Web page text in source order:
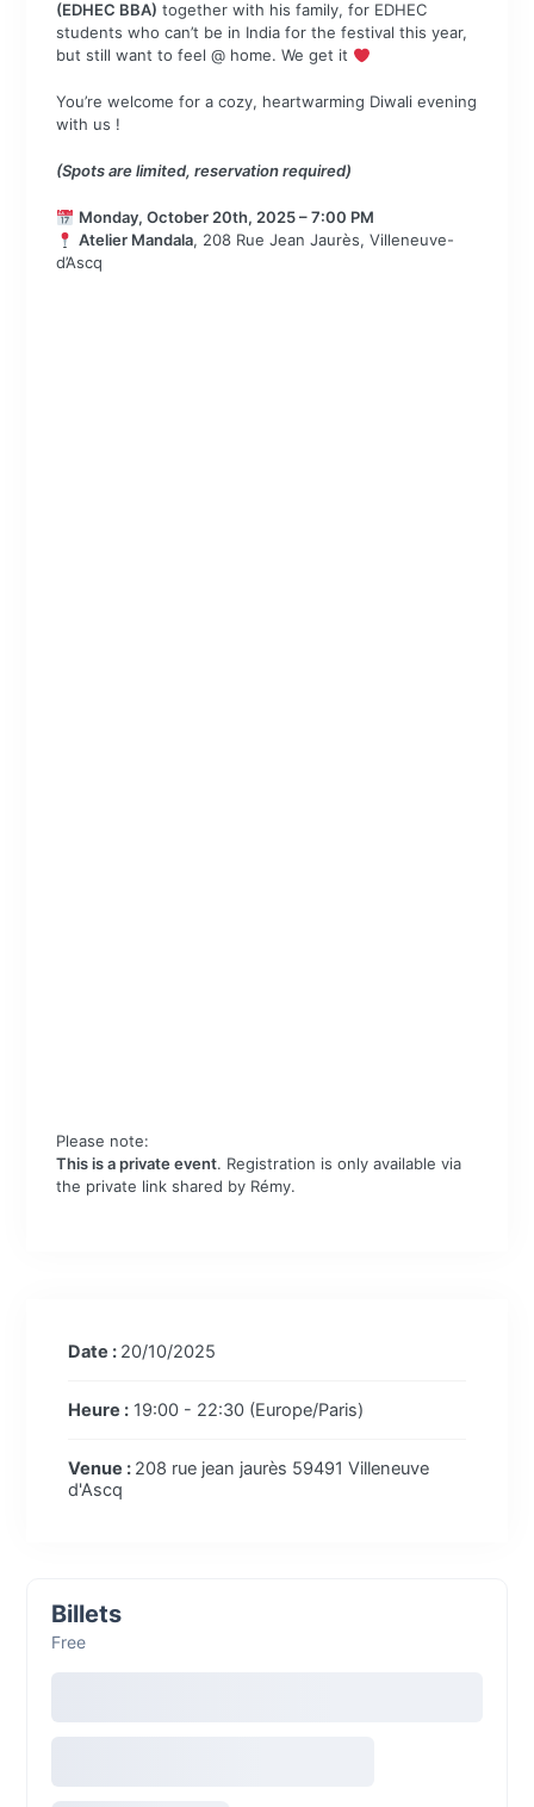
(EDHEC BBA) together with his family, for EDHEC
students who can’t be in India for the festival this year,
but still want to feel @ home. We get it
You’re welcome for a cozy, heartwarming Diwali evening
with us !
(Spots are limited, reservation required)
Monday, October 20th, 2025 – 7:00 PM
Atelier Mandala, 208 Rue Jean Jaurès, Villeneuve-
d’Ascq
Please note:
This is a private event. Registration is only available via
the private link shared by Rémy.
Date : 20/10/2025
Heure : 19:00 - 22:30 (Europe/Paris)
Venue : 208 rue jean jaurès 59491 Villeneuve
d'Ascq
Billets
Free